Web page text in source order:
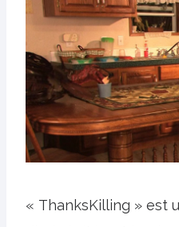
« ThanksKilling » est